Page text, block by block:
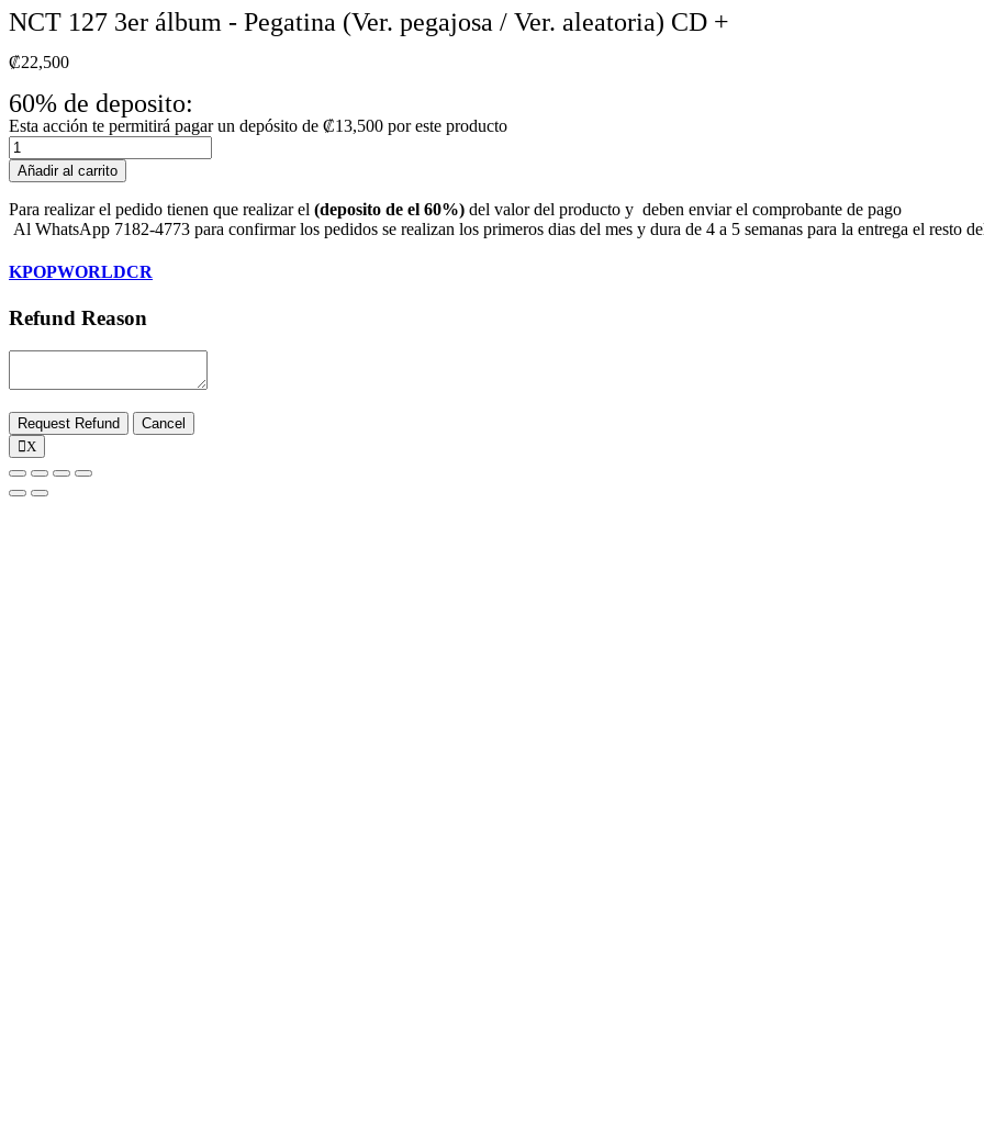
NCT 127 3er álbum - Pegatina (Ver. pegajosa / Ver. aleatoria) CD +
₡22,500
60% de deposito:
Esta acción te permitirá pagar un depósito de ₡13,500 por este producto
NCT
127
3er
álbum
(Ver.
pegajosa
Ver.
Añadir al carrito
Para realizar el pedido tienen que realizar el (deposito de el 60%) del valor del producto y deben enviar el comprobante de pago
Al WhatsApp 7182-4773 para confirmar los pedidos se realizan los primeros dias del mes y dura de 4 a 5 semanas para la entrega el resto
KPOPWORLDCR
Refund Reason
Request Refund
Cancel
X